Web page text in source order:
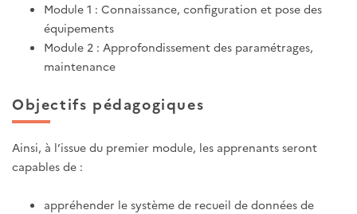
Module 1 : Connaissance, configuration et pose des
équipements
Module 2 : Approfondissement des paramétrages,
maintenance
Objectifs pédagogiques
Ainsi, à l’issue du premier module, les apprenants seront
capables de :
appréhender le système de recueil de données de